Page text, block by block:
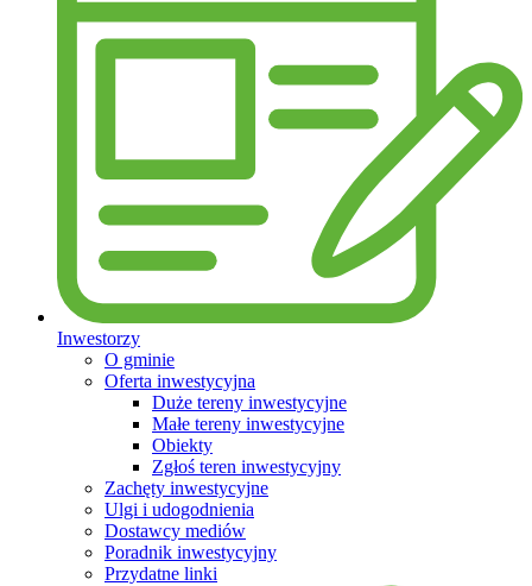
Inwestorzy
O gminie
Oferta inwestycyjna
Duże tereny inwestycyjne
Małe tereny inwestycyjne
Obiekty
Zgłoś teren inwestycyjny
Zachęty inwestycyjne
Ulgi i udogodnienia
Dostawcy mediów
Poradnik inwestycyjny
Przydatne linki